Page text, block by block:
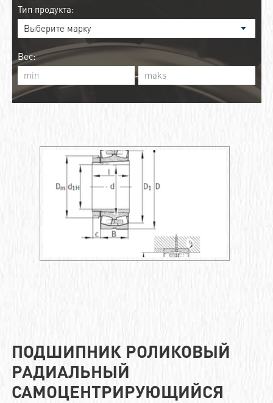
Тип продукта:
Вес:
-
ПОДШИПНИК РОЛИКОВЫЙ
РАДИАЛЬНЫЙ
САМОЦЕНТРИРУЮЩИЙСЯ